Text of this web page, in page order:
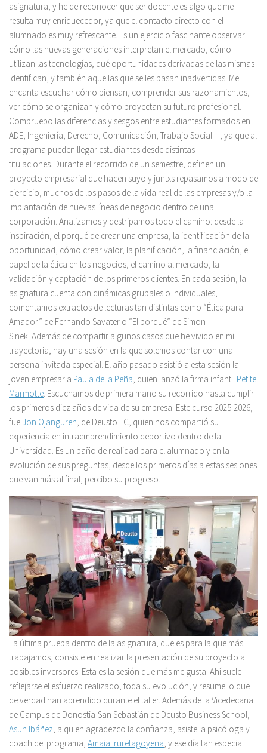
asignatura, y he de reconocer que ser docente es algo que me
resulta muy enriquecedor, ya que el contacto directo con el
alumnado es muy refrescante. Es un ejercicio fascinante observar
cómo las nuevas generaciones interpretan el mercado, cómo
utilizan las tecnologías, qué oportunidades derivadas de las mismas
identifican, y también aquellas que se les pasan inadvertidas. Me
encanta escuchar cómo piensan, comprender sus razonamientos,
ver cómo se organizan y cómo proyectan su futuro profesional.
Compruebo las diferencias y sesgos entre estudiantes formados en
ADE, Ingeniería, Derecho, Comunicación, Trabajo Social…, ya que al
programa pueden llegar estudiantes desde distintas
titulaciones. Durante el recorrido de un semestre, definen un
proyecto empresarial que hacen suyo y juntxs repasamos a modo de
ejercicio, muchos de los pasos de la vida real de las empresas y/o la
implantación de nuevas líneas de negocio dentro de una
corporación. Analizamos y destripamos todo el camino: desde la
inspiración, el porqué de crear una empresa, la identificación de la
oportunidad, cómo crear valor, la planificación, la financiación, el
papel de la ética en los negocios, el camino al mercado, la
validación y captación de los primeros clientes. En cada sesión, la
asignatura cuenta con dinámicas grupales o individuales,
comentamos extractos de lecturas tan distintas como “Ética para
Amador” de Fernando Savater o “El porqué” de Simon
Sinek. Además de compartir algunos casos que he vivido en mi
trayectoria, hay una sesión en la que solemos contar con una
persona invitada especial. El año pasado asistió a esta sesión la
joven empresaria Paula de la Peña, quien lanzó la firma infantil Petite
Marmotte. Escuchamos de primera mano su recorrido hasta cumplir
los primeros diez años de vida de su empresa. Este curso 2025-2026,
fue Jon Ojanguren, de Deusto FC, quien nos compartió su
experiencia en intraemprendimiento deportivo dentro de la
Universidad. Es un baño de realidad para el alumnado y en la
evolución de sus preguntas, desde los primeros días a estas sesiones
que van más al final, percibo su progreso.
La última prueba dentro de la asignatura, que es para la que más
trabajamos, consiste en realizar la presentación de su proyecto a
posibles inversores. Esta es la sesión que más me gusta. Ahí suele
reflejarse el esfuerzo realizado, toda su evolución, y resume lo que
de verdad han aprendido durante el taller. Además de la Vicedecana
de Campus de Donostia-San Sebastián de Deusto Business School,
Asun Ibáñez, a quien agradezco la confianza, asiste la psicóloga y
coach del programa, Amaia Iruretagoyena, y ese día tan especial